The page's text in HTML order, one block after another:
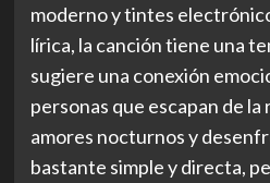
moderno y tintes
lírica, la canción tiene una
sugiere una conexión
personas que escapan de la
amores nocturnos y
bastante simple y directa,